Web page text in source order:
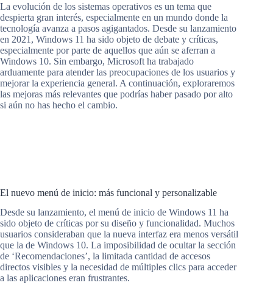
La evolución de los sistemas operativos es un tema que
despierta gran interés, especialmente en un mundo donde la
tecnología avanza a pasos agigantados. Desde su lanzamiento
en 2021, Windows 11 ha sido objeto de debate y críticas,
especialmente por parte de aquellos que aún se aferran a
Windows 10. Sin embargo, Microsoft ha trabajado
arduamente para atender las preocupaciones de los usuarios y
mejorar la experiencia general. A continuación, exploraremos
las mejoras más relevantes que podrías haber pasado por alto
si aún no has hecho el cambio.
El nuevo menú de inicio: más funcional y personalizable
Desde su lanzamiento, el menú de inicio de Windows 11 ha
sido objeto de críticas por su diseño y funcionalidad. Muchos
usuarios consideraban que la nueva interfaz era menos versátil
que la de Windows 10. La imposibilidad de ocultar la sección
de ‘Recomendaciones’, la limitada cantidad de accesos
directos visibles y la necesidad de múltiples clics para acceder
a las aplicaciones eran frustrantes.